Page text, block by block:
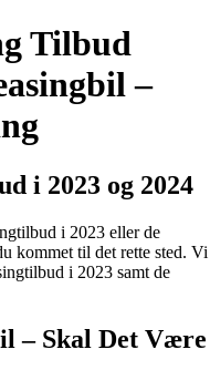
Tilbud
–
i 2023 og 2024
i 2023 eller de
kommet til det rette sted. Vi
i 2023 samt de
– Skal Det Være